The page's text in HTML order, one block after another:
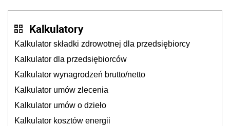
Kalkulatory
Kalkulator składki zdrowotnej dla przedsiębiorcy
Kalkulator dla przedsiębiorców
Kalkulator wynagrodzeń brutto/netto
Kalkulator umów zlecenia
Kalkulator umów o dzieło
Kalkulator kosztów energii